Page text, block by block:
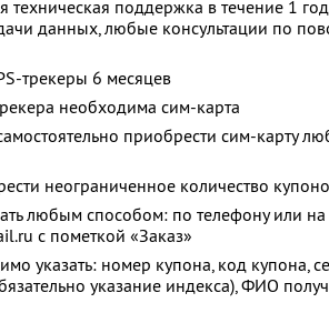
техническая поддержка в течение 1
данных, любые консультации по
трекеры 6 месяцев
необходима сим-карта
приобрести сим-карту
неограниченное количество
любым способом: по телефону или на
с пометкой «Заказ»
указать: номер купона, код купона,
указание индекса), ФИО